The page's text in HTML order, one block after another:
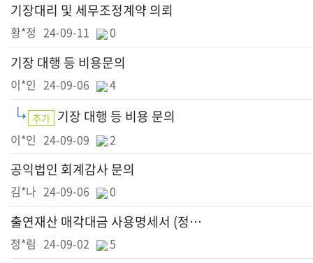
기장대리 및 세무조정계약 의뢰
황*정 24-09-11 0
기장 대행 등 비용문의
이*인 24-09-06 4
추가 기장 대행 등 비용 문의
이*인 24-09-09 2
공익법인 회계감사 문의
김*나 24-09-06 0
출연재산 매각대금 사용명세서 (정기예금 분할 인출)
정*림 24-09-02 5